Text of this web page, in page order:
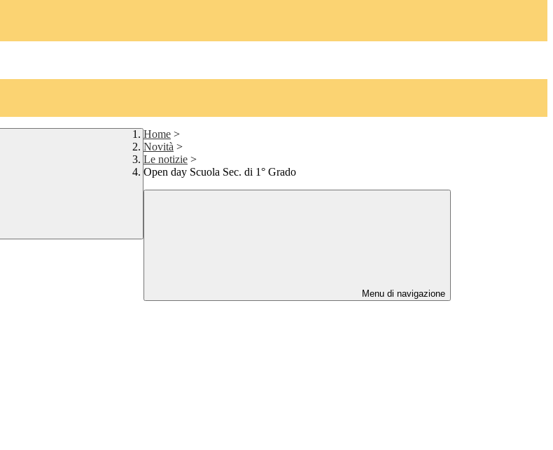
Home >
Novità >
Le notizie >
Open day Scuola Sec. di 1° Grado
Menu di navigazione